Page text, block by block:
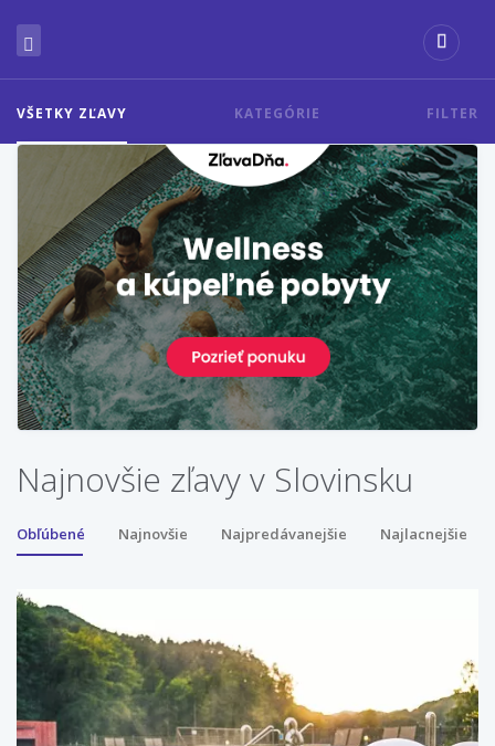
VŠETKY ZĽAVY KATEGÓRIE FILTER
Najnovšie zľavy v Slovinsku
Obľúbené Najnovšie Najpredávanejšie Najlacnejšie